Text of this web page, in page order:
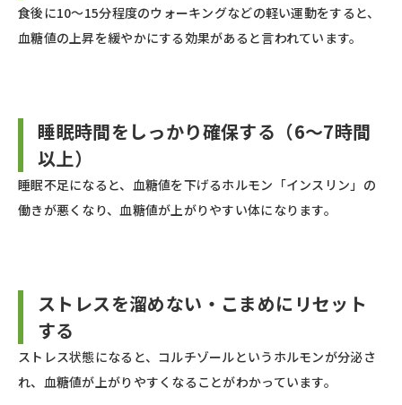
食後に10〜15分程度のウォーキングなどの軽い運動をすると、
血糖値の上昇を緩やかにする効果があると言われています。
睡眠時間をしっかり確保する（6〜7時間
以上）
睡眠不足になると、血糖値を下げるホルモン「インスリン」の
働きが悪くなり、血糖値が上がりやすい体になります。
ストレスを溜めない・こまめにリセット
する
ストレス状態になると、コルチゾールというホルモンが分泌さ
れ、血糖値が上がりやすくなることがわかっています。